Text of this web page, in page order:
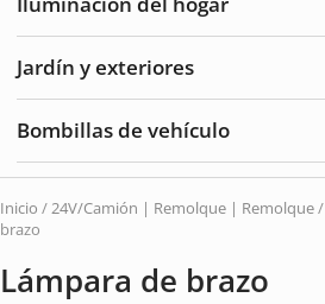
Jardín y exteriores
Bombillas de vehículo
Inicio /24V/Camión | Remolque | Remolque/
brazo
Lámpara de brazo